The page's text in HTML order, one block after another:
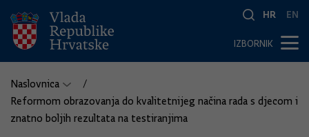
HR EN
IZBORNIK
Naslovnica
Reformom obrazovanja do kvalitetnijeg načina rada s djecom i
znatno boljih rezultata na testiranjima